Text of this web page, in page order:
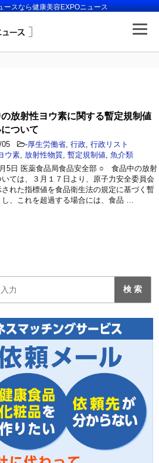
ースなら健康美容EXPOニュース
放射性ヨウ素に関する暫定規制値
ついて
05 -厚生労働省 行政 行政リスト
ウ素 放射性物質 暫定規制値 魚介類
5日 医薬食品局食品安全部 ○ 食品中の放射
ては、３月１７日より、原子力安全委員会
れた指標値を食品衛生法の規定に基づく暫
、これを超過する場合には、食品 …